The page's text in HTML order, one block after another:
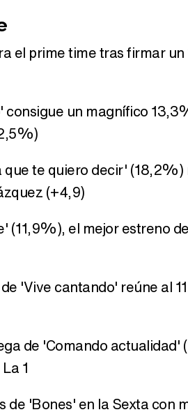
el prime time tras firmar
consigue un magnífico
que te quiero decir'
(+4,9)
(11,9%), el mejor estreno
de 'Vive cantando' reúne al
de 'Comando
1
de 'Bones' en la Sexta con